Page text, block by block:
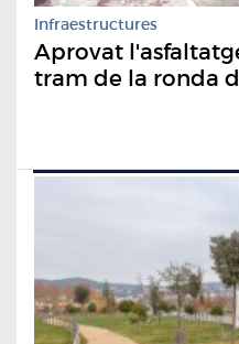
Infraestructures
Aprovat
tram de la ronda